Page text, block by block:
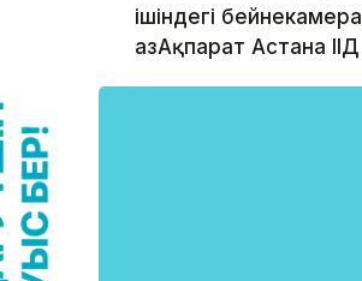
ішіндегі
ҚазАқпарат Астана